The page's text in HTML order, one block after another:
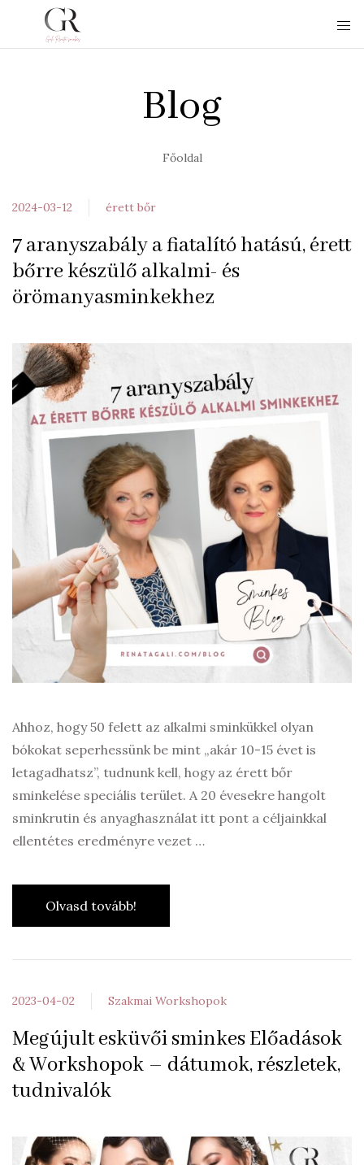
Blog
Főoldal
2024-03-12 érett bőr
7 aranyszabály a fiatalító hatású, érett
bőrre készülő alkalmi- és
örömanyasminkekhez
Ahhoz, hogy 50 felett az alkalmi sminkükkel olyan
bókokat seperhessünk be mint „akár 10-15 évet is
letagadhatsz”, tudnunk kell, hogy az érett bőr
sminkelése speciális terület. A 20 évesekre hangolt
sminkrutin és anyaghasználat itt pont a céljainkkal
ellentétes eredményre vezet …
Olvasd tovább!
2023-04-02 Szakmai Workshopok
Megújult esküvői sminkes Előadások
& Workshopok – dátumok, részletek,
tudnivalók